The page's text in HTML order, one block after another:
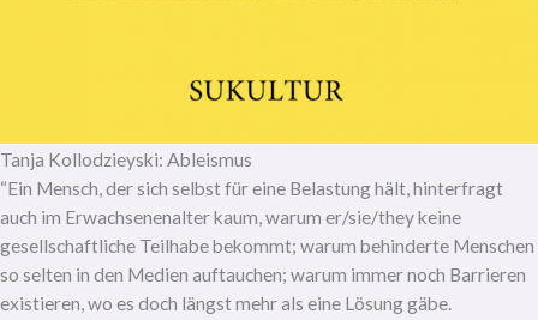
Tanja Kollodzieyski: Ableismus
“Ein Mensch, der sich selbst für eine Belastung hält, hinterfragt
auch im Erwachsenenalter kaum, warum er/sie/they keine
gesellschaftliche Teilhabe bekommt; warum behinderte Menschen
so selten in den Medien auftauchen; warum immer noch Barrieren
existieren, wo es doch längst mehr als eine Lösung gäbe.